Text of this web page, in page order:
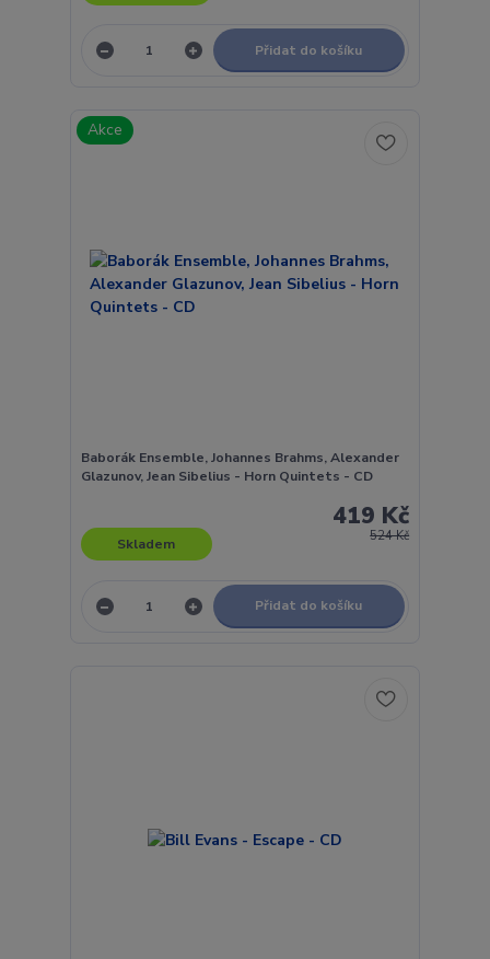
Přidat do košíku
Akce
Baborák Ensemble, Johannes Brahms, Alexander
Glazunov, Jean Sibelius - Horn Quintets - CD
524 Kč
419 Kč
Skladem
Přidat do košíku